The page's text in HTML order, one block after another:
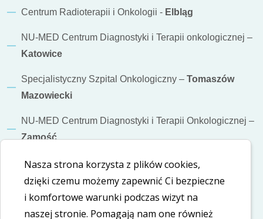
Centrum Radioterapii i Onkologii - Elbląg
NU-MED Centrum Diagnostyki i Terapii onkologicznej –
Katowice
Specjalistyczny Szpital Onkologiczny – Tomaszów
Mazowiecki
NU-MED Centrum Diagnostyki i Terapii Onkologicznej –
Zamość
Informacje dodatkowe
Polityka cookies
Nasza strona korzysta z plików cookies,
dzięki czemu możemy zapewnić Ci bezpieczne
i komfortowe warunki podczas wizyt na
naszej stronie. Pomagają nam one również